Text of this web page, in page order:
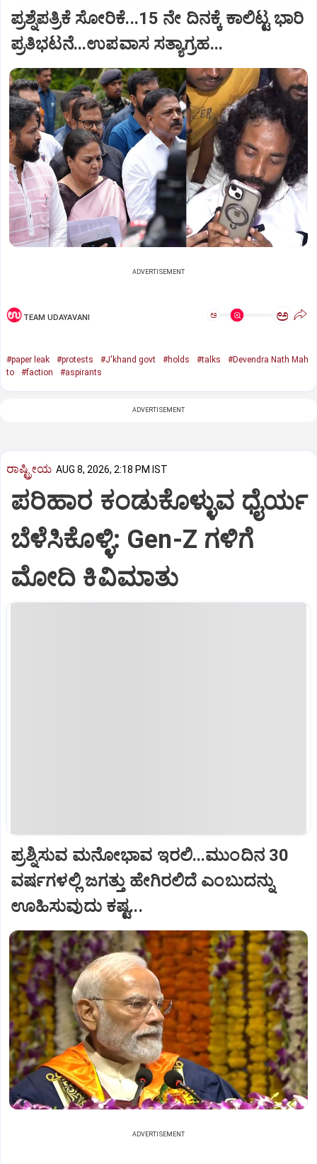
ಪ್ರಶ್ನೆಪತ್ರಿಕೆ ಸೋರಿಕೆ...15 ನೇ ದಿನಕ್ಕೆ ಕಾಲಿಟ್ಟ ಭಾರಿ
ಪ್ರತಿಭಟನೆ...ಉಪವಾಸ ಸತ್ಯಾಗ್ರಹ...
ADVERTISEMENT
TEAM UDAYAVANI ಅ ಅ
#paper leak #protests #J'khand govt #holds #talks
#Devendra Nath Mah
to
#faction #aspirants
ADVERTISEMENT
ರಾಷ್ಟ್ರೀಯ AUG 8, 2026, 2:18 PM IST
ಪರಿಹಾರ ಕಂಡುಕೊಳ್ಳುವ ಧೈರ್ಯ
ಬೆಳೆಸಿಕೊಳ್ಳಿ: Gen-Z ಗಳಿಗೆ
ಮೋದಿ ಕಿವಿಮಾತು
ಪ್ರಶ್ನಿಸುವ ಮನೋಭಾವ ಇರಲಿ...ಮುಂದಿನ 30
ವರ್ಷಗಳಲ್ಲಿ ಜಗತ್ತು ಹೇಗಿರಲಿದೆ ಎಂಬುದನ್ನು
ಊಹಿಸುವುದು ಕಷ್ಟ...
ADVERTISEMENT